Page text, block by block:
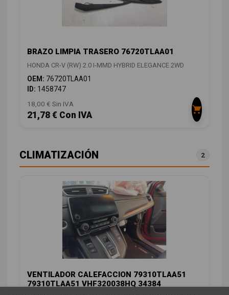
BRAZO LIMPIA TRASERO 76720TLAA01
HONDA CR-V (RW) 2.0 I-MMD HYBRID ELEGANCE 2WD
OEM: 76720TLAA01
ID: 1458747
18,00 € Sin IVA
21,78 € Con IVA
CLIMATIZACIÓN 2
VENTILADOR CALEFACCION 79310TLAA51
79310TLAA51 VHF320038HQ 34384